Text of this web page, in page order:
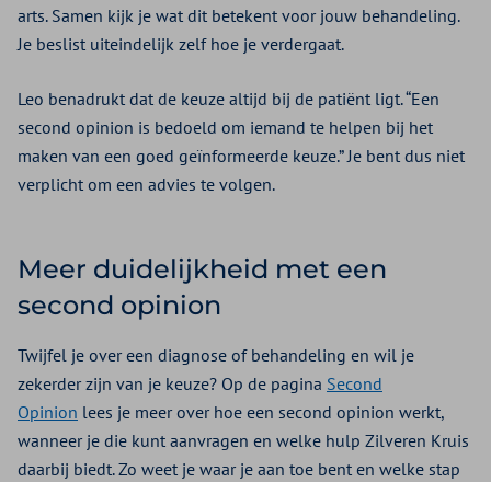
arts. Samen kijk je wat dit betekent voor jouw behandeling.
Je beslist uiteindelijk zelf hoe je verdergaat.
Leo benadrukt dat de keuze altijd bij de patiënt ligt. “Een
second opinion is bedoeld om iemand te helpen bij het
maken van een goed geïnformeerde keuze.” Je bent dus niet
verplicht om een advies te volgen.
Meer duidelijkheid met een
second opinion
Twijfel je over een diagnose of behandeling en wil je
zekerder zijn van je keuze? Op de pagina Second
Opinion lees je meer over hoe een second opinion werkt,
wanneer je die kunt aanvragen en welke hulp Zilveren Kruis
daarbij biedt. Zo weet je waar je aan toe bent en welke stap